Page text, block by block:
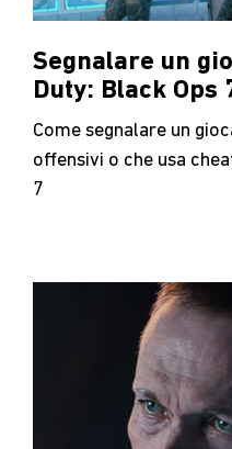
Segnalare un
Duty: Black Ops
Come segnalare un
offensivi o che usa
7